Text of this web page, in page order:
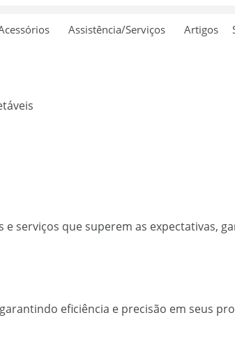
Assistência/Serviços Artigos
serviços que superem as expectativas,
eficiência e precisão em seus